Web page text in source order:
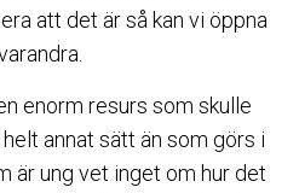
att det är så kan vi öppna
enorm resurs som skulle
annat sätt än som görs i
är ung vet inget om hur det